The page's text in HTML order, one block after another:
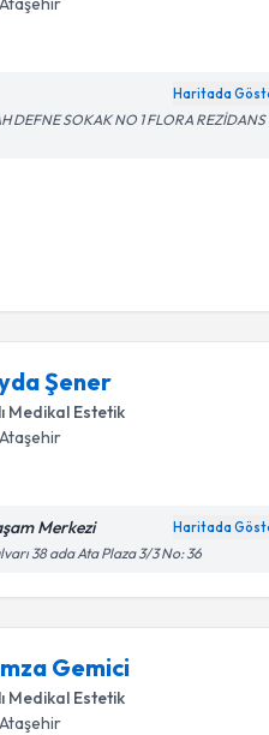
Haritada
DEFNE SOKAK NO 1 FLORA REZİDANS
Şener
Medikal Estetik
Ataşehir
Merkezi Haritada
38 ada Ata Plaza 3/3 No: 36
Gemici
Medikal Estetik
Ataşehir